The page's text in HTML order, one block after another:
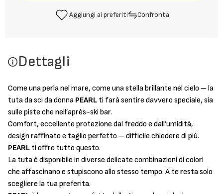
Aggiungi ai preferiti Confronta
Dettagli
Come una perla nel mare, come una stella brillante nel cielo – la
tuta da sci da donna PEARL ti farà sentire davvero speciale, sia
sulle piste che nell’après-ski bar.
Comfort, eccellente protezione dal freddo e dall’umidità,
design raffinato e taglio perfetto – difficile chiedere di più.
PEARL ti offre tutto questo.
La tuta è disponibile in diverse delicate combinazioni di colori
che affascinano e stupiscono allo stesso tempo. A te resta solo
scegliere la tua preferita.